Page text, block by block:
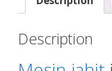
Description